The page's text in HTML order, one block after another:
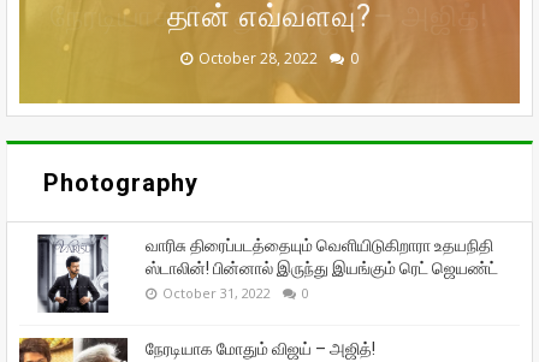
ஜெயண்ட்
October 31, 2022 0
நேரடியாக மோதும் விஜய் – அஜித்!
October 29, 2022 0
தான் எவ்வளவு?
October 28, 2022 0
முன்னாள் கணவர் பீட்டர் பாலா!
September 29, 2022
சந்தோஷத்தில் நடிகை மீனா!
September 16, 2022
Photography
வாரிசு திரைப்படத்தையும் வெளியிடுகிறாரா உதயநிதி
ஸ்டாலின்! பின்னால் இருந்து இயங்கும் ரெட் ஜெயண்ட்
October 31, 2022 0
நேரடியாக மோதும் விஜய் – அஜித்!